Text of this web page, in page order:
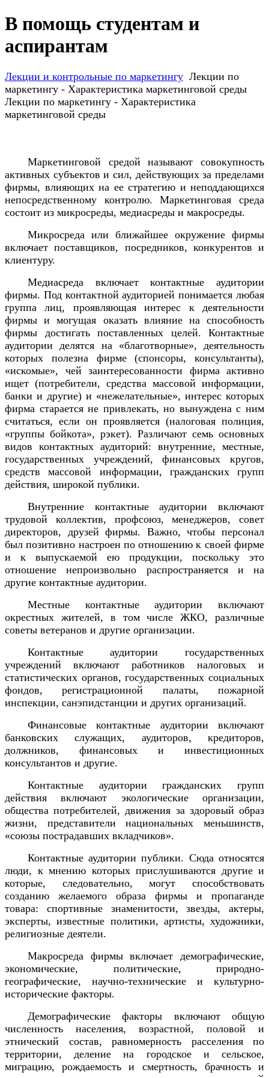
В помощь студентам и
аспирантам
Лекции и контрольные по маркетингу Лекции по
маркетингу - Характеристика маркетинговой среды
Лекции по маркетингу - Характеристика
маркетинговой среды
Маркетинговой средой называют совокупность
активных субъектов и сил, действующих за пределами
фирмы, влияющих на ее стратегию и неподдающихся
непосредственному контролю. Маркетинговая среда
состоит из микросреды, медиасреды и макросреды.
Микросреда или ближайшее окружение фирмы
включает поставщиков, посредников, конкурентов и
клиентуру.
Медиасреда включает контактные аудитории
фирмы. Под контактной аудиторией понимается любая
группа лиц, проявляющая интерес к деятельности
фирмы и могущая оказать влияние на способность
фирмы достигать поставленных целей. Контактные
аудитории делятся на «благотворные», деятельность
которых полезна фирме (спонсоры, консультанты),
«искомые», чей заинтересованности фирма активно
ищет (потребители, средства массовой информации,
банки и другие) и «нежелательные», интерес которых
фирма старается не привлекать, но вынуждена с ним
считаться, если он проявляется (налоговая полиция,
«группы бойкота», рэкет). Различают семь основных
видов контактных аудиторий: внутренние, местные,
государственных учреждений, финансовых кругов,
средств массовой информации, гражданских групп
действия, широкой публики.
Внутренние контактные аудитории включают
трудовой коллектив, профсоюз, менеджеров, совет
директоров, друзей фирмы. Важно, чтобы персонал
был позитивно настроен по отношению к своей фирме
и к выпускаемой ею продукции, поскольку это
отношение непроизвольно распространяется и на
другие контактные аудитории.
Местные контактные аудитории включают
окрестных жителей, в том числе ЖКО, различные
советы ветеранов и другие организации.
Контактные аудитории государственных
учреждений включают работников налоговых и
статистических органов, государственных социальных
фондов, регистрационной палаты, пожарной
инспекции, санэпидстанции и других организаций.
Финансовые контактные аудитории включают
банковских служащих, аудиторов, кредиторов,
должников, финансовых и инвестиционных
консультантов и другие.
Контактные аудитории гражданских групп
действия включают экологические организации,
общества потребителей, движения за здоровый образ
жизни, представители национальных меньшинств,
«союзы пострадавших вкладчиков».
Контактные аудитории публики. Сюда относятся
люди, к мнению которых прислушиваются другие и
которые, следовательно, могут способствовать
созданию желаемого образа фирмы и пропаганде
товара: спортивные знаменитости, звезды, актеры,
эксперты, известные политики, артисты, художники,
религиозные деятели.
Макросреда фирмы включает демографические,
экономические, политические, природно-
географические, научно-технические и культурно-
исторические факторы.
Демографические факторы включают общую
численность населения, возрастной, половой и
этнический состав, равномерность расселения по
территории, деление на городское и сельское,
миграцию, рождаемость и смертность, брачность и